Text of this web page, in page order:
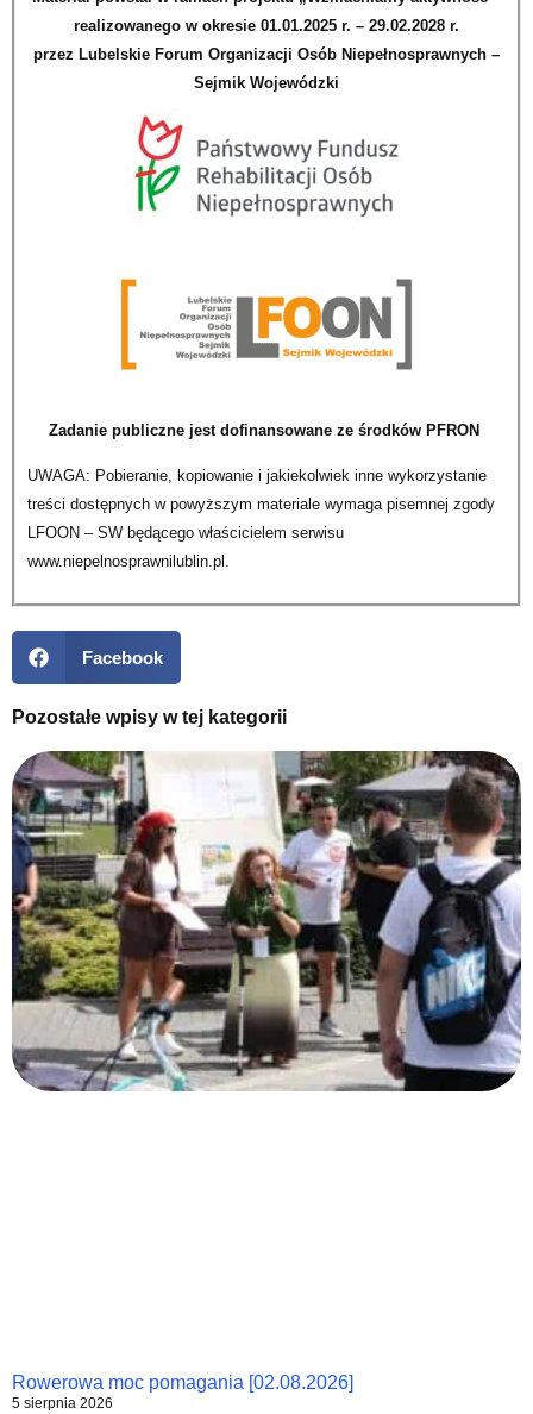
realizowanego w okresie 01.01.2025 r. – 29.02.2028 r.
przez Lubelskie Forum Organizacji Osób Niepełnosprawnych –
Sejmik Wojewódzki
Zadanie publiczne jest dofinansowane ze środków PFRON
UWAGA: Pobieranie, kopiowanie i jakiekolwiek inne wykorzystanie
treści dostępnych w powyższym materiale wymaga pisemnej zgody
LFOON – SW będącego właścicielem serwisu
www.niepelnosprawnilublin.pl.
Facebook
Pozostałe wpisy w tej kategorii
Rowerowa moc pomagania [02.08.2026]
5 sierpnia 2026